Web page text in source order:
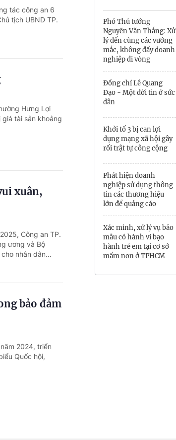
Cần Thơ
Điện Biên
Đà Nẵng
Đắk Lắk
Gia Lai
Hà Nội
Hồ Chí Minh
Hà Tĩnh
Hưng Yên
Hải Phòng
Khánh Hòa
tác công an 6
tịch UBND TP.
Hưng Lợi
tài sản khoảng
xuân,
Công an TP.
ương và Bộ
nhân dân...
bảo đảm
2024, triển
Quốc hội,
Phó Thủ tướng
Nguyễn Văn Thắng: Xử
lý đến cùng các vướng
mắc, không đẩy doanh
nghiệp đi vòng
Đồng chí Lê Quang
Đạo - Một đời tin ở sức
dân
Khởi tố 3 bị can lợi
dụng mạng xã hội gây
rối trật tự công cộng
Phát hiện doanh
nghiệp sử dụng thông
tin các thương hiệu
lớn để quảng cáo
Xác minh, xử lý vụ bảo
mẫu có hành vi bạo
hành trẻ em tại cơ sở
mầm non ở TPHCM